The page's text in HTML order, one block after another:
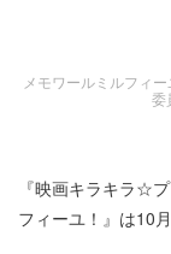
メモワールミルフィ
委
『映画キラキラ☆
フィーユ！』は10